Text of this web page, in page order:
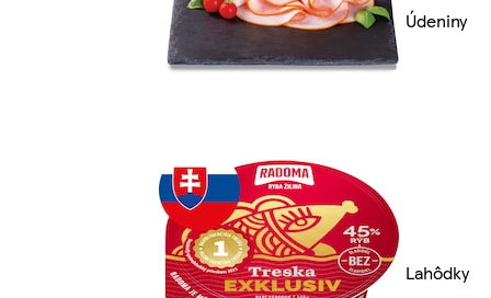
Údeniny
Lahôdky